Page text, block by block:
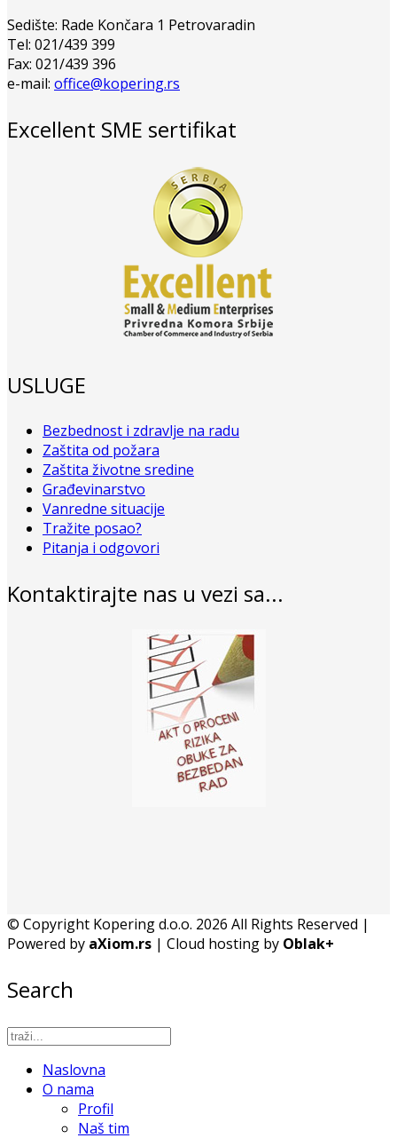
Sedište: Rade Končara 1 Petrovaradin
Tel: 021/439 399
Fax: 021/439 396
e-mail: office@kopering.rs
Excellent SME sertifikat
USLUGE
Bezbednost i zdravlje na radu
Zaštita od požara
Zaštita životne sredine
Građevinarstvo
Vanredne situacije
Tražite posao?
Pitanja i odgovori
Kontaktirajte nas u vezi sa...
© Copyright Kopering d.o.o. 2026 All Rights Reserved |
Powered by aXiom.rs | Cloud hosting by Oblak+
Search
Naslovna
O nama
Profil
Naš tim